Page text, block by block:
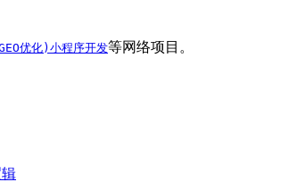
优化) 小程序开发等网络项目。